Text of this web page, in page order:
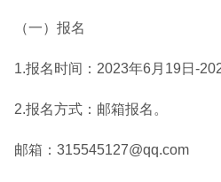
（一）报名
1.报名时间：2023年6月19日-
2.报名方式：邮箱报名。
邮箱：315545127@qq.com